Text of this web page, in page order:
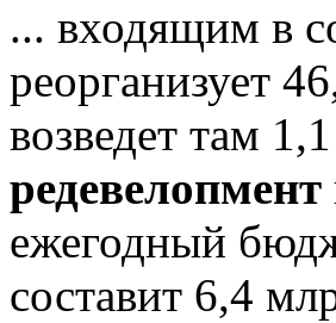
... входящим в
реорганизует
возведет там
редевелопмент
ежегодный
составит 6,4